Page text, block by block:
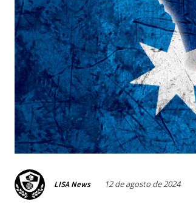
LISA News 12 de agosto de 2024